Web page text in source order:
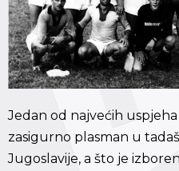
Jedan od najvećih uspjeha
zasigurno plasman u
Jugoslavije, a što je